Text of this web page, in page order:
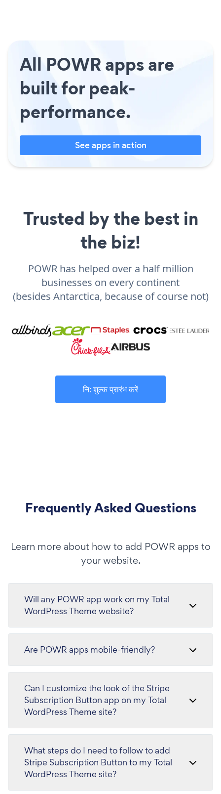
All POWR apps are
built for peak-
performance.
See apps in action
Trusted by the best in
the biz!
POWR has helped over a half million
businesses on every continent
(besides Antarctica, because of course not)
नि: शुल्क प्रारंभ करें
Frequently Asked Questions
Learn more about how to add POWR apps to
your website.
Will any POWR app work on my Total
WordPress Theme website?
Are POWR apps mobile-friendly?
Can I customize the look of the Stripe
Subscription Button app on my Total
WordPress Theme site?
What steps do I need to follow to add
Stripe Subscription Button to my Total
WordPress Theme site?